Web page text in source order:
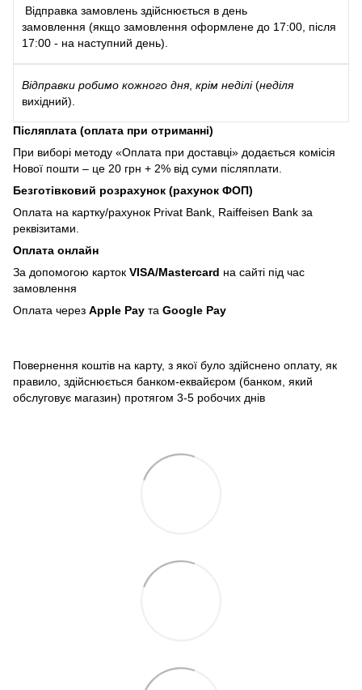
Відправка замовлень здійснюється в день
замовлення (якщо замовлення оформлене до 17:00, після
17:00 - на наступний день).
Відправки робимо кожного дня, крім неділі(неділя
вихідний).
Післяплата (оплата при отриманні)
При виборі методу «Оплата при доставці» додається комісія
Нової пошти – це 20 грн + 2% від суми післяплати.
Безготівковий розрахунок (рахунок ФОП)
Оплата на картку/рахунок Privat Bank, Raiffeisen Bank за
реквізитами.
Оплата онлайн
За допомогою карток VISA/Mastercard на сайті під час
замовлення
Оплата через Apple Pay та Google Pay
Повернення коштів на карту, з якої було здійснено оплату, як
правило, здійснюється банком-еквайєром (банком, який
обслуговує магазин) протягом 3-5 робочих днів